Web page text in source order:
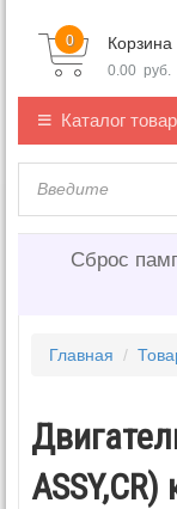
Корзина
0
0.00 руб.
Каталог
Сброс
Главная /